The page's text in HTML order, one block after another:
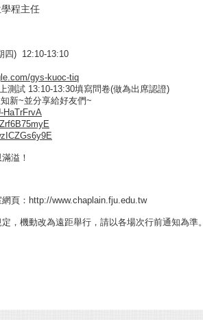
程主任
四) 12:10-13:10
gys-kuoc-tiq
測試 13:10-13:30填寫問卷(做為出席認證)
新~並分享給好友們~
HaTrFrvA
溢！
頁：http://www.chaplain.fju.edu.tw
，機動改為遠距舉行，請以各場次行前通知為準。